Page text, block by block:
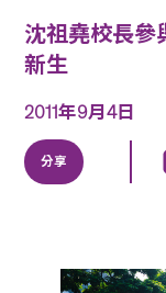
沈祖堯校長
新生
2011年9月4日
分享